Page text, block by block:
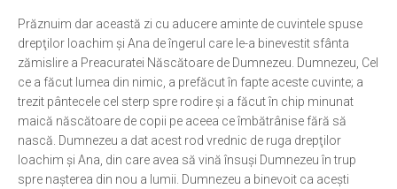
Puncte de Vedere
Prăznuim dar această zi cu aducere aminte de cuvintele spuse
drepţilor Ioachim şi Ana de îngerul care le-a binevestit sfânta
zămislire a Preacuratei Născătoare de Dumnezeu. Dumnezeu, Cel
ce a făcut lumea din nimic, a prefăcut în fapte aceste cuvinte; a
trezit pântecele cel sterp spre rodire şi a făcut în chip minunat
maică născătoare de copii pe aceea ce îmbătrânise fără să
nască. Dumnezeu a dat acest rod vrednic de ruga drepţilor
Ioachim şi Ana, din care avea să vină însuşi Dumnezeu în trup
spre naşterea din nou a lumii. Dumnezeu a binevoit ca aceşti